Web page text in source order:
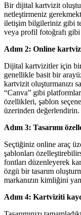
Bir dijital kartvizit
netleştirmeniz
iletişim bilgileriniz gibi
veya profil fotoğrafı
Adım 2: Online
Dijital kartvizitler için
genellikle basit bir
kartvizit oluşturmanızı
“Canva” gibi
özellikleri, şablon
üzerinden değerlendirin.
Adım 3: Tasarımı
Seçtiğiniz online araç
şablonları
fontları düzenleyerek
özgü bir tasarım
markanızın kimliğini
Adım 4: Kartviziti